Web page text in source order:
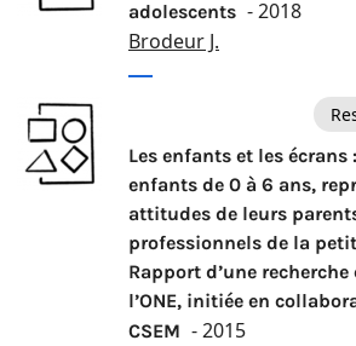
adolescents - 2018
Brodeur J.
Les enfants et les écrans
enfants de 0 à 6 ans,
attitudes de leurs
professionnels de la
Rapport d’une
l’ONE, initiée en
CSEM - 2015